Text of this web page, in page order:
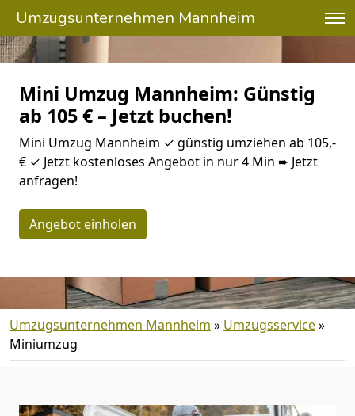
Umzugsunternehmen Mannheim
Mini Umzug Mannheim: Günstig
ab 105 € – Jetzt buchen!
Mini Umzug Mannheim ✓ günstig umziehen ab 105,-
€ ✓ Jetzt kostenloses Angebot in nur 4 Min ➨ Jetzt
anfragen!
Angebot einholen
Umzugsunternehmen Mannheim » Umzugsservice»
Miniumzug